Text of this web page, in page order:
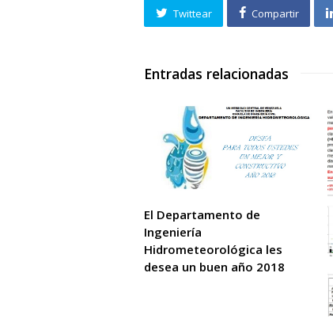
Twittear Compartir
Entradas relacionadas
El Departamento de
Ingeniería
Hidrometeorológica les
desea un buen año 2018